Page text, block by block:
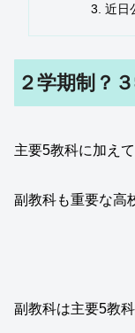
近日
２学期制？
主要5教科に加えて
副教科も重要な高
副教科は主要5教科